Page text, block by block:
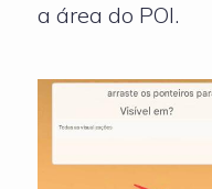
a área do POI.